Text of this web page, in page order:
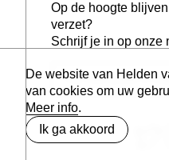
De website van Helden
van cookies om uw
Meer info.
Ik ga akkoord
Op de hoogte
verzet?
Schrijf je in op onze